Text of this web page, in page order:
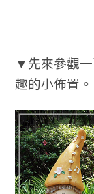
▼先來參觀
趣的小佈置。